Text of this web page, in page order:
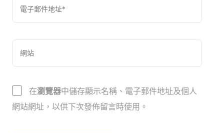
在瀏覽器中儲存顯示名稱、電子郵件地址及個人
網站網址，以供下次發佈留言時使用。